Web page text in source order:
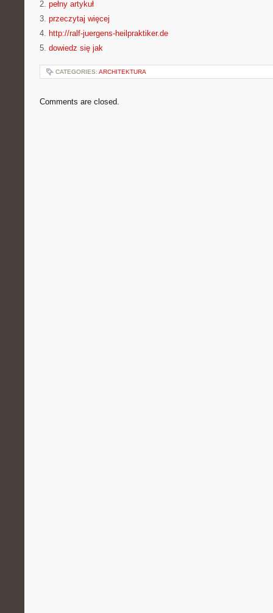
2. pełny artykuł
3. przeczytaj więcej
4. http://ralf-juergens-heilpraktiker.de
5. dowiedz się jak
CATEGORIES: ARCHITEKTURA
Comments are closed.